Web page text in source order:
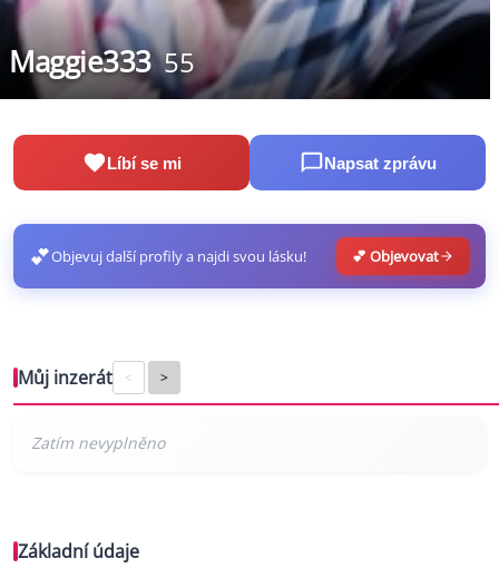
Maggie333 55
Líbí se mi Napsat zprávu
💕Objevuj další profily a najdi svou lásku! 💕 Objevovat
Můj inzerát < >
Základní údaje